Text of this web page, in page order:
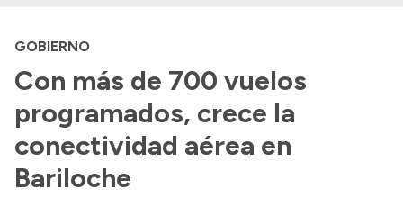
Autoridades y Organismos
Discursos en la Legislatura
Casa de Gobierno
Acerca de Río Negro
Historia
GOBIERNO
Con más de 700 vuelos
programados, crece la
conectividad aérea en
Bariloche